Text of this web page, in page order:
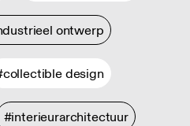
ontwerp
design
#interieurarchitectuur